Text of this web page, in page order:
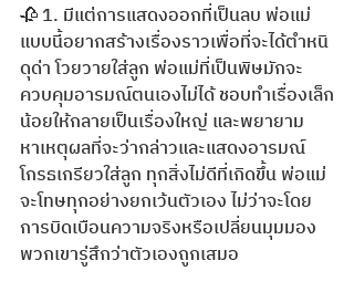
🥀 1. มีแต่การแสดงออกที่เป็นลบ พ่อแม่
แบบนี้อยากสร้างเรื่องราวเพื่อที่จะได้ตำหนิ
ดุด่า โวยวายใส่ลูก พ่อแม่ที่เป็นพิษมักจะ
ควบคุมอารมณ์ตนเองไม่ได้ ชอบทำเรื่องเล็ก
น้อยให้กลายเป็นเรื่องใหญ่ และพยายาม
หาเหตุผลที่จะว่ากล่าวและแสดงอารมณ์
โกรธเกรียวใส่ลูก ทุกสิ่งไม่ดีที่เกิดขึ้น พ่อแม่
จะโทษทุกอย่างยกเว้นตัวเอง ไม่ว่าจะโดย
การบิดเบือนความจริงหรือเปลี่ยนมุมมอง
พวกเขารู่สึกว่าตัวเองถูกเสมอ